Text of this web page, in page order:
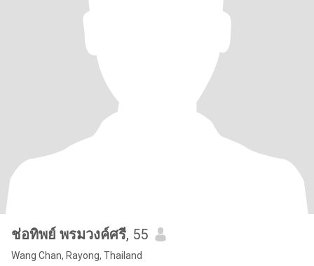
ช่อทิพย์ พรมวงค์ศรี, 55
Wang Chan, Rayong, Thailand